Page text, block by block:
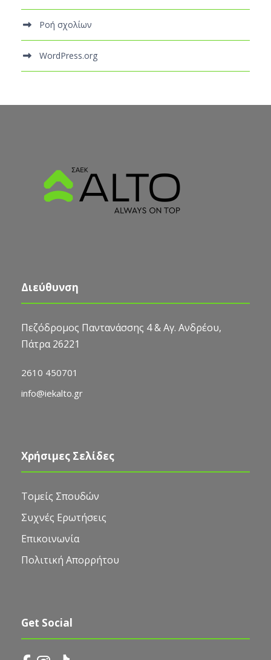
Ροή σχολίων
WordPress.org
Διεύθυνση
Πεζόδρομος Παντανάσσης 4 & Αγ. Ανδρέου,
Πάτρα 26221
2610 450701
info@iekalto.gr
Χρήσιμες Σελίδες
Τομείς Σπουδών
Συχνές Ερωτήσεις
Επικοινωνία
Πολιτική Απορρήτου
Get Social